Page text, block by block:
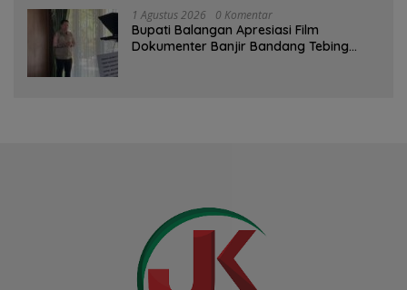
1 Agustus 2026 0 Komentar
Bupati Balangan Apresiasi Film
Dokumenter Banjir Bandang Tebing